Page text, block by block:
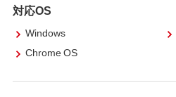
対応OS
Windows
Chrome OS